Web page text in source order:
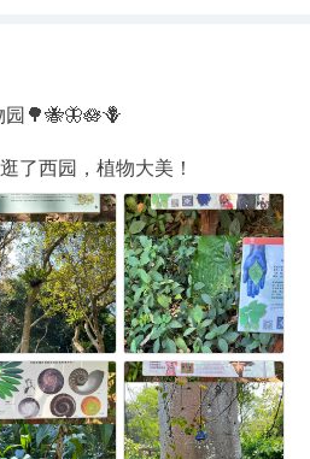
园🌳🐝🦋🪷🪻
了西园，植物大美！